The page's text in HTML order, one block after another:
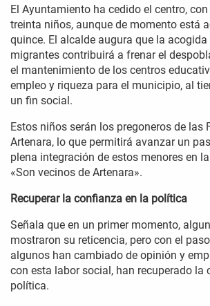
El Ayuntamiento ha cedido el centro,
treinta niños, aunque de momento está
quince. El alcalde augura que la acogida
migrantes contribuirá a frenar el
el mantenimiento de los centros
empleo y riqueza para el municipio, al
un fin social.
Estos niños serán los pregoneros de las
Artenara, lo que permitirá avanzar un
plena integración de estos menores en
«Son vecinos de Artenara».
Recuperar la confianza en la política
Señala que en un primer momento,
mostraron su reticencia, pero con el
algunos han cambiado de opinión y
con esta labor social, han recuperado la
política.